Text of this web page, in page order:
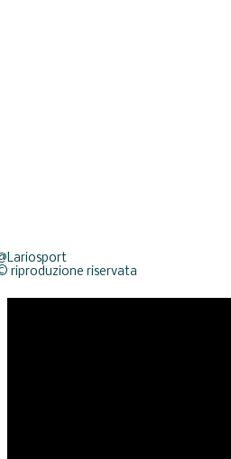
riproduzione riservata